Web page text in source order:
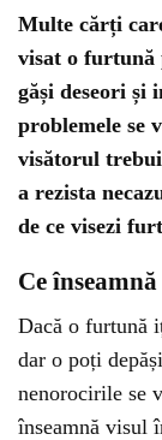
Multe cărți
visat o furtună
găși deseori și
problemele se
visătorul
a rezista
de ce visezi
Ce
Dacă o furtună
dar o poți
nenorocirile se
înseamnă visul